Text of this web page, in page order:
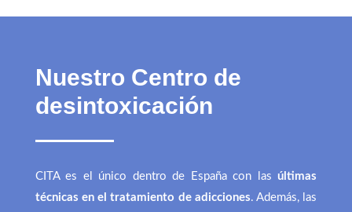
Nuestro Centro de
desintoxicación
CITA es el único dentro de España con lasúltimas
técnicas en el tratamiento de adicciones. Además, las